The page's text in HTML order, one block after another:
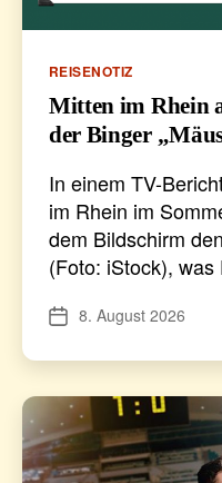
Kategorien
REISENOTIZ
Mitten im Rhein
der Binger
In einem TV-
im Rhein im
dem Bildschirm
(Foto: iStock),
Veröffentlichungsdatum
8. August 2026